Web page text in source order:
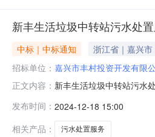
新丰生活垃圾中转站污水处
中标｜中标通知 浙江省｜嘉兴市
招标单位： 嘉兴市丰村投资开发有限
正文内容： 新丰生活垃圾中转站污水
位嘉兴市丰村投资开发有
药剂耗材及运维服务。中标
发布时间： 2024-12-18 15:00
相关产品：
污水处置服务